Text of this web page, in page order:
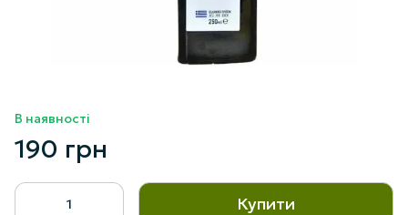
В наявності
190 грн
Купити